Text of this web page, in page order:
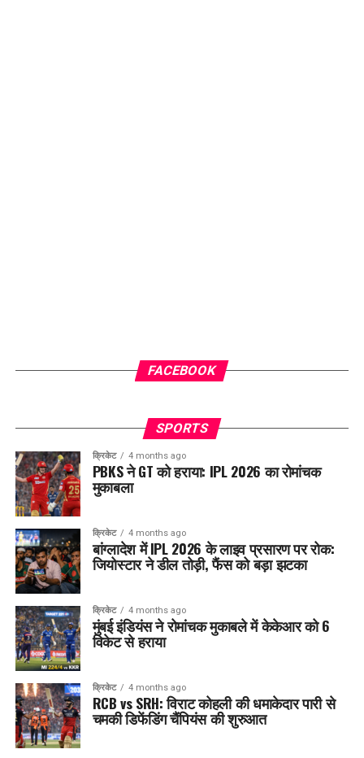
FACEBOOK
SPORTS
क्रिकेट 4 months ago
PBKS ने GT को हराया: IPL 2026 का रोमांचक
मुकाबला
क्रिकेट 4 months ago
बांग्लादेश में IPL 2026 के लाइव प्रसारण पर रोक:
जियोस्टार ने डील तोड़ी, फैंस को बड़ा झटका
क्रिकेट 4 months ago
मुंबई इंडियंस ने रोमांचक मुकाबले में केकेआर को 6
विकेट से हराया
क्रिकेट 4 months ago
RCB vs SRH: विराट कोहली की धमाकेदार पारी से
चमकी डिफेंडिंग चैंपियंस की शुरुआत